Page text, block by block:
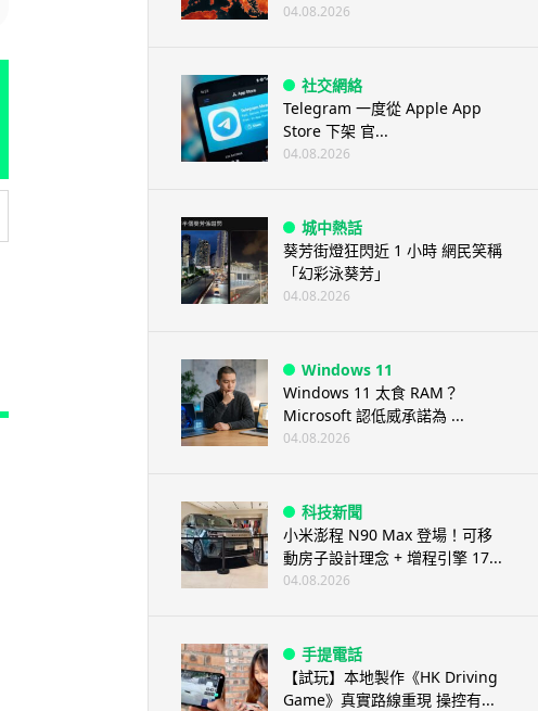
04.08.2026
社交網絡
Telegram 一度從 Apple App
Store 下架 官...
04.08.2026
城中熱話
葵芳街燈狂閃近 1 小時 網民笑稱
「幻彩泳葵芳」
04.08.2026
Windows 11
Windows 11 太食 RAM？
Microsoft 認低威承諾為 ...
04.08.2026
科技新聞
小米澎程 N90 Max 登場！可移
動房子設計理念 + 增程引擎 17...
04.08.2026
手提電話
【試玩】本地製作《HK Driving
Game》真實路線重現 操控有...